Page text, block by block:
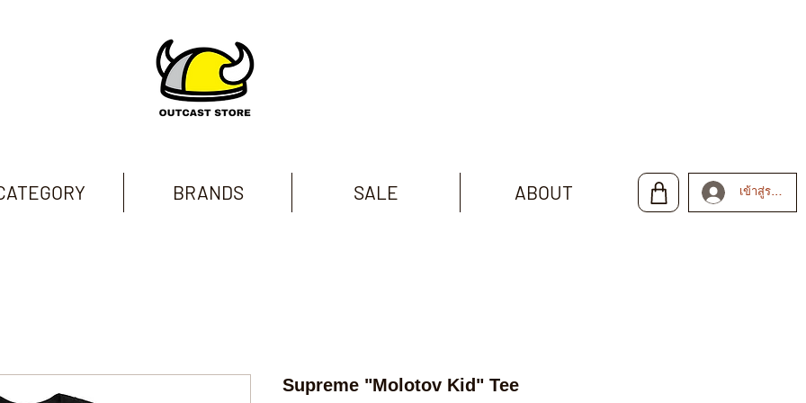
BRANDS SALE ABOUT เข้าสู่ระบบ
Supreme "Molotov Kid" Tee